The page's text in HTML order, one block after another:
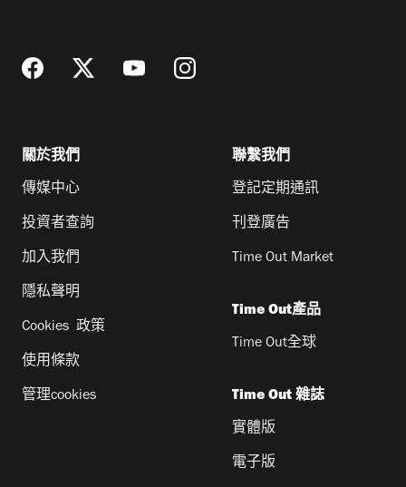
關於我們
傳媒中心
投資者查詢
加入我們
隱私聲明
Cookies 政策
使用條款
管理cookies
聯繫我們
登記定期通訊
刊登廣告
Time Out Market
Time Out產品
Time Out全球
Time Out 雜誌
實體版
電子版